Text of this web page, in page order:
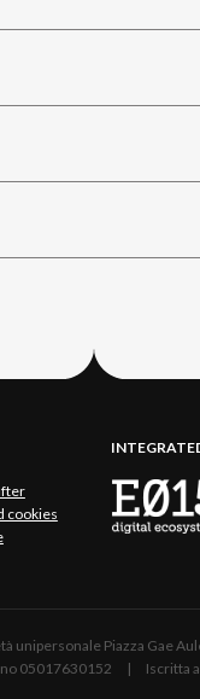
cookies
unipersonale Piazza
05017630152 | Iscritta al